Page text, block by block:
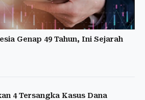
Genap 49 Tahun, Ini Sejarah
4 Tersangka Kasus Dana